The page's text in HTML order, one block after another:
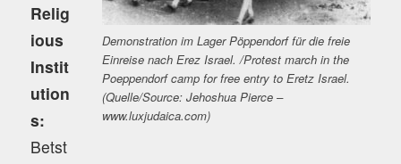
Demonstration im Lager Pöppendorf für die freie
Einreise nach Erez Israel. /Protest march in the
Poeppendorf camp for free entry to Eretz Israel.
(Quelle/Source: Jehoshua Pierce –
www.luxjudaica.com)
Relig
ious
Instit
ution
s:
Betst